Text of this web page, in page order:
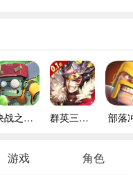
决战之地内置菜单 群英三国0.1折扣 部落
游戏 角色